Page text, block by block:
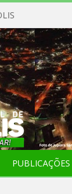
PUBLICAÇÕES